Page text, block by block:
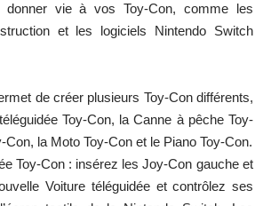
donner vie à vos Toy-Con, comme les
et les logiciels Nintendo Switch
de créer plusieurs Toy-Con différents,
Toy-Con, la Canne à pêche Toy-
Con, la Moto Toy-Con et le Piano Toy-Con.
Toy-Con : insérez les Joy-Con gauche et
Voiture téléguidée et contrôlez ses